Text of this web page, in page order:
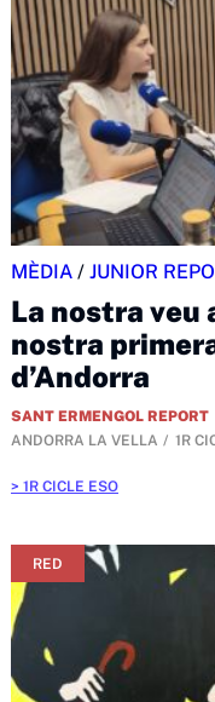
MÈDIA / JUNIOR
La nostra veu
nostra
d’Andorra
SANT ERMENGOL REPORT
ANDORRA LA VELLA
1R
1R CICLE ESO
RED